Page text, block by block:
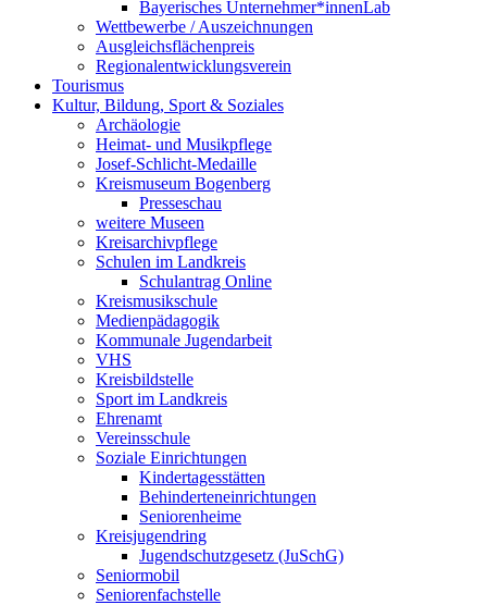
Bayerisches Unternehmer*innenLab
Wettbewerbe / Auszeichnungen
Ausgleichsflächenpreis
Regionalentwicklungsverein
Tourismus
Kultur, Bildung, Sport & Soziales
Archäologie
Heimat- und Musikpflege
Josef-Schlicht-Medaille
Kreismuseum Bogenberg
Presseschau
weitere Museen
Kreisarchivpflege
Schulen im Landkreis
Schulantrag Online
Kreismusikschule
Medienpädagogik
Kommunale Jugendarbeit
VHS
Kreisbildstelle
Sport im Landkreis
Ehrenamt
Vereinsschule
Soziale Einrichtungen
Kindertagesstätten
Behinderteneinrichtungen
Seniorenheime
Kreisjugendring
Jugendschutzgesetz (JuSchG)
Seniormobil
Seniorenfachstelle